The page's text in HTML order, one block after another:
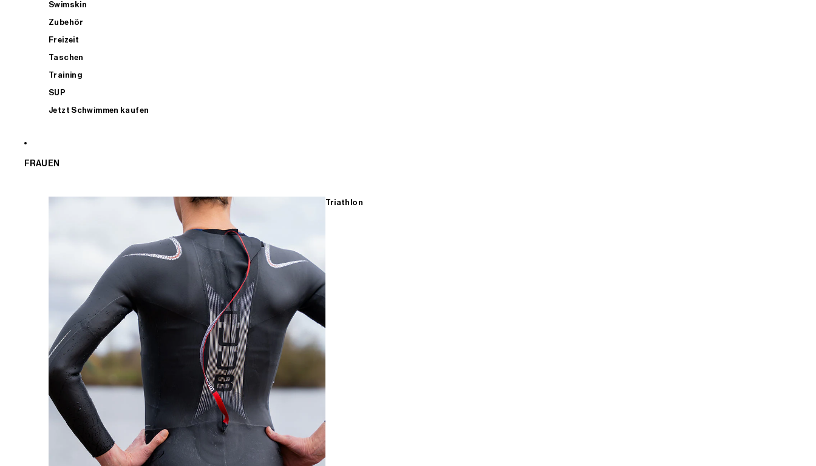
Swimskin
Zubehör
Freizeit
Taschen
Training
SUP
Jetzt Schwimmen kaufen
FRAUEN
Triathlon